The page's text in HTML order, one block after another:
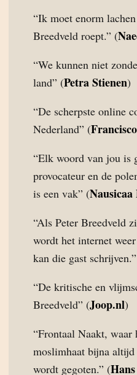
“Ik moet enorm
Breedveld roept.” (
“We kunnen niet
land” (Petra Stienen)
“De scherpste online
Nederland” (
“Elk woord van jou is
provocateur en de
is een vak” (
“Als Peter Breedveld
wordt het internet
kan die gast
“De kritische en
Breedveld” (Joop.nl)
“Frontaal Naakt, waar
moslimhaat bijna
wordt gegoten.” (